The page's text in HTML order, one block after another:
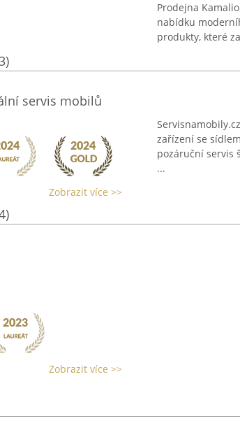
Prodejna
nabídku
produkty, které
servis mobilů
Zobrazit více >>
zařízení se
pozáruční servis
...
Zobrazit více >>